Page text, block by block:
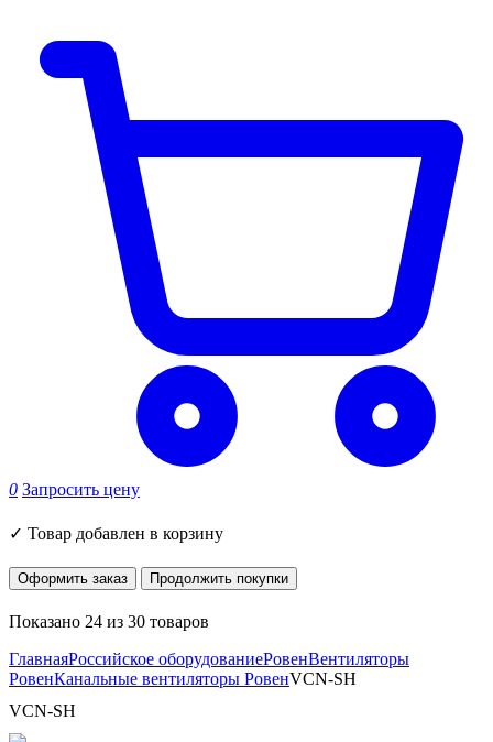
0 Запросить цену
✓ Товар добавлен в корзину
Оформить заказ Продолжить покупки
Показано 24 из 30 товаров
ГлавнаяРоссийское оборудованиеРовенВентиляторы
РовенКанальные вентиляторы РовенVCN-SH
VCN-SH